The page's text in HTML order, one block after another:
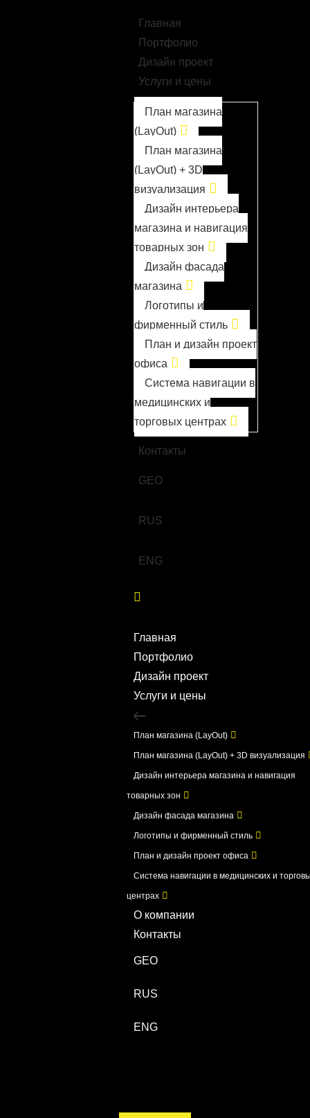
Главная
Портфолио
Дизайн проект
Услуги и цены
План магазина
(LayOut)
План магазина
(LayOut) + 3D
визуализация
Дизайн интерьера
магазина и навигация
товарных зон
Дизайн фасада
магазина
Логотипы и
фирменный стиль
План и дизайн проект
офиса
Система навигации в
медицинских и
торговых центрах
О компании
Контакты
GEO
RUS
ENG
Главная
Портфолио
Дизайн проект
Услуги и цены
План магазина (LayOut)
План магазина (LayOut) + 3D визуализация
Дизайн интерьера магазина и навигация
товарных зон
Дизайн фасада магазина
Логотипы и фирменный стиль
План и дизайн проект офиса
Система навигации в медицинских и
центрах
О компании
Контакты
GEO
RUS
ENG